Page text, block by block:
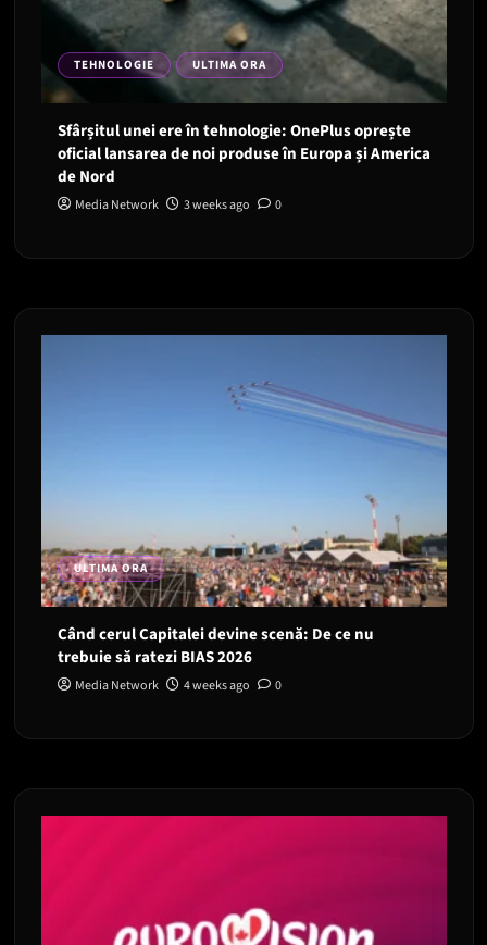
TEHNOLOGIE ULTIMA ORA
Sfârșitul unei ere în tehnologie: OnePlus oprește
oficial lansarea de noi produse în Europa și America
de Nord
Media Network 3 weeks ago 0
ULTIMA ORA
Când cerul Capitalei devine scenă: De ce nu
trebuie să ratezi BIAS 2026
Media Network 4 weeks ago 0